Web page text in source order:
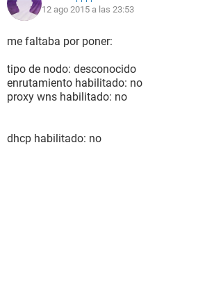
luego he mirado y no tengo protocolo
decirme que puedo hacer, si tiene
12 ago 2015 a las 23:53
me faltaba por poner:
tipo de nodo: desconocido
enrutamiento habilitado: no
proxy wns habilitado: no
dhcp habilitado: no